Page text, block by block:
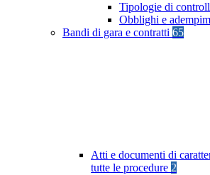
Tipologie di
Obblighi e
Bandi di gara e contratti 65
Atti e documenti di
tutte le procedure 2